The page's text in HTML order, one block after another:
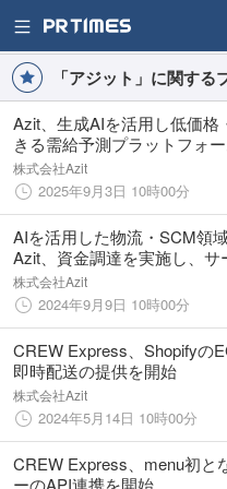
「アジット」に関す
Azit、生成AIを活用し低価格
きる需給予測プラットフォ
を正式リリース
株式会社Azit
2025年9月3日 10時00分
AIを活用した物流・SCM領
Azit、資金調達を実施し、サ
「DeliveryX」へ
株式会社Azit
2024年9月9日 10時00分
CREW Express、Shopifyの
即時配送の提供を開始
株式会社Azit
2024年5月14日 10時00分
CREW Express、menu初と
ーのAPI連携を開始